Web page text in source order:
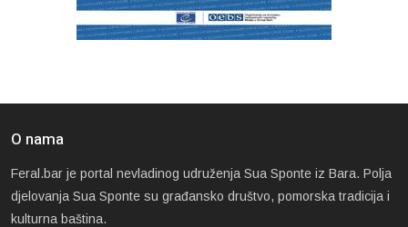
O nama
Feral.bar je portal nevladinog udruženja Sua Sponte iz Bara. Polja
djelovanja Sua Sponte su građansko društvo, pomorska tradicija i
kulturna baština.